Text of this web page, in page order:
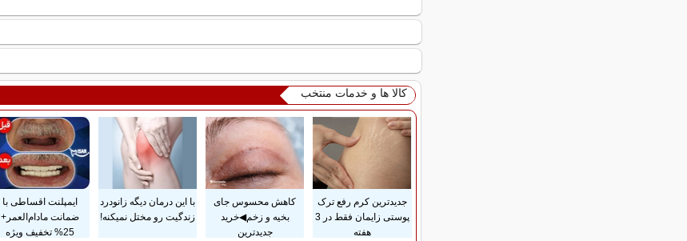
کالا ها و خدمات منتخب
جدیدترین کرم رفع ترک
پوستی زایمان فقط در 3
هفته
کاهش محسوس جای
بخیه و زخم◀خرید
جدیدترین
با این درمان دیگه زانودرد
زندگیت رو مختل نمیکنه!
ایمپلنت اقساطی با
ضمانت مادام‌العمر+
25% تخفیف ویژه